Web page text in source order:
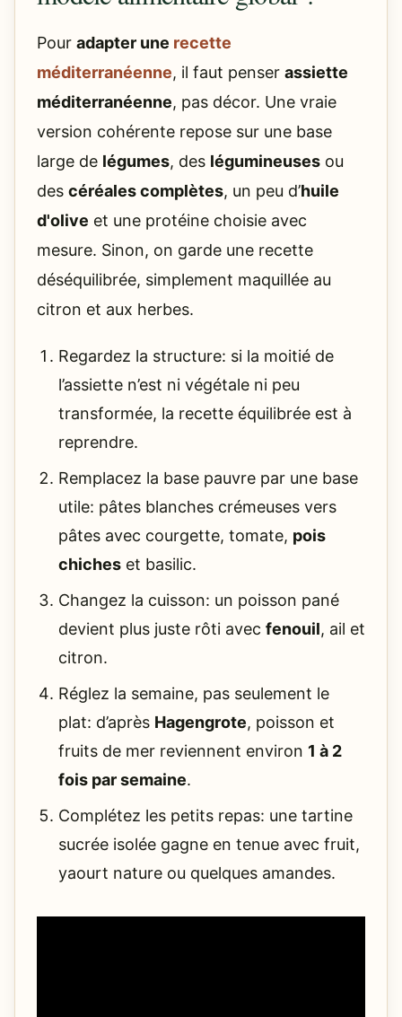
Pour adapter une recette
méditerranéenne, il faut penser assiette
méditerranéenne, pas décor. Une vraie
version cohérente repose sur une base
large de légumes, des légumineuses ou
des céréales complètes, un peu d’huile
d'olive et une protéine choisie avec
mesure. Sinon, on garde une recette
déséquilibrée, simplement maquillée au
citron et aux herbes.
Regardez la structure: si la moitié de
l’assiette n’est ni végétale ni peu
transformée, la recette équilibrée est à
reprendre.
Remplacez la base pauvre par une base
utile: pâtes blanches crémeuses vers
pâtes avec courgette, tomate, pois
chiches et basilic.
Changez la cuisson: un poisson pané
devient plus juste rôti avec fenouil, ail et
citron.
Réglez la semaine, pas seulement le
plat: d’après Hagengrote, poisson et
fruits de mer reviennent environ 1 à 2
fois par semaine.
Complétez les petits repas: une tartine
sucrée isolée gagne en tenue avec fruit,
yaourt nature ou quelques amandes.